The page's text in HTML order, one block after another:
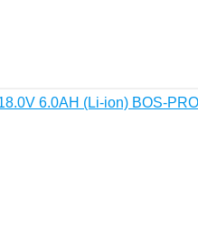
6.0AH (Li-ion) BOS-